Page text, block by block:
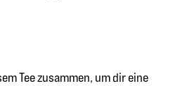
Tee zusammen, um dir eine